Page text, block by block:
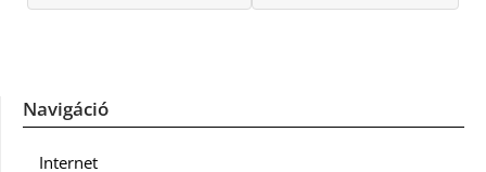
Navigáció
Internet